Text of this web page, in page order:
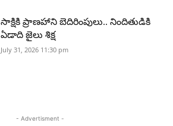
సాక్షికి ప్రాణహాని బెదిరింపులు.. నిందితుడికి
ఏడాది జైలు శిక్ష
July 31, 2026 11:30 pm
- Advertisment -